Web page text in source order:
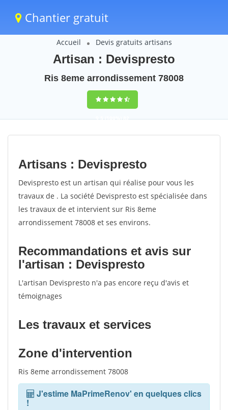
Chantier gratuit
Accueil Devis gratuits artisans
Artisan : Devispresto
Ris 8eme arrondissement 78008
9,5(100%)82
votes
Artisans : Devispresto
Devispresto est un artisan qui réalise pour vous les
travaux de . La société Devispresto est spécialisée dans
les travaux de et intervient sur Ris 8eme
arrondissement 78008 et ses environs.
Recommandations et avis sur
l'artisan : Devispresto
L'artisan Devispresto n'a pas encore reçu d'avis et
témoignages
Les travaux et services
Zone d'intervention
Ris 8eme arrondissement 78008